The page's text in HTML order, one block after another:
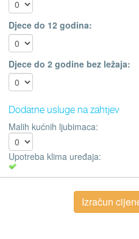
Djece do 12 godina:
Djece do 2 godine bez ležaja:
Dodatne usluge na zahtjev
Malih kućnih ljubimaca:
Upotreba klima uređaja:
Izračun